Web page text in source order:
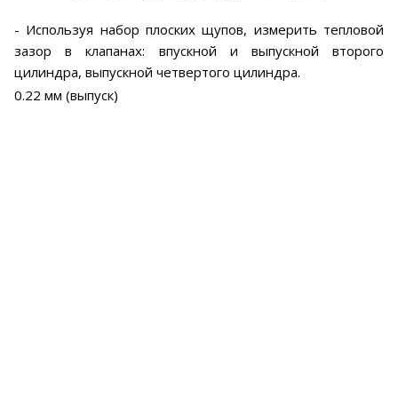
- Используя набор плоских щупов, измерить тепловой
зазор в клапанах: впускной и выпускной второго
цилиндра, выпускной четвертого цилиндра.
0.22 мм (выпуск)